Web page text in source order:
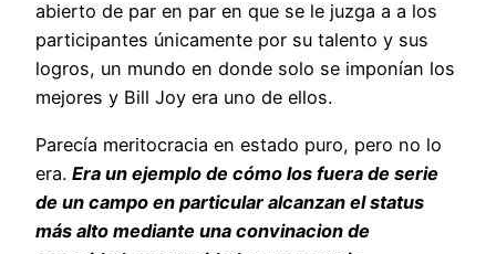
abierto de par en par en que se le juzga a a los
participantes únicamente por su talento y sus
logros, un mundo en donde solo se imponían los
mejores y Bill Joy era uno de ellos.
Parecía meritocracia en estado puro, pero no lo
era. Era un ejemplo de cómo los fuera de serie
de un campo en particular alcanzan el status
más alto mediante una convinacion de